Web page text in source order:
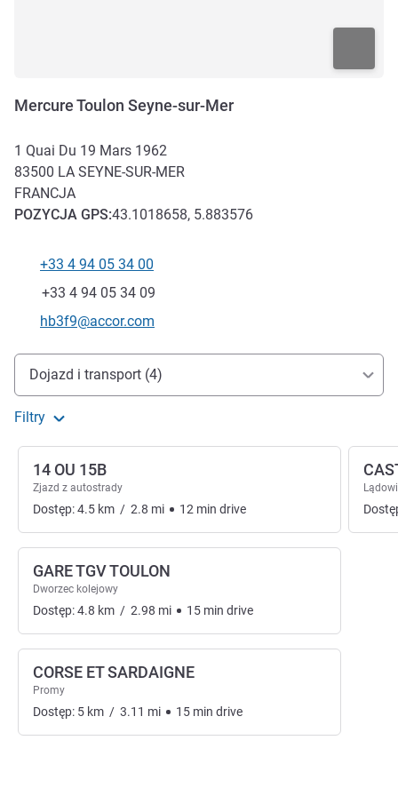
Mercure Toulon Seyne-sur-Mer
1 Quai Du 19 Mars 1962
83500 LA SEYNE-SUR-MER
FRANCJA
POZYCJA GPS:43.1018658, 5.883576
Telefon
+33 4 94 05 34 00
Faks
+33 4 94 05 34 09
Kontaktowy adres e-mail
hb3f9@accor.com
Dojazd i transport
Dojazd i transport (4)
Filtry
14 OU 15B
Zjazd z autostrady
Dostęp:4.5 km / 2.8 mi 12 min drive
GARE TGV TOULON
Dworzec kolejowy
Dostęp:4.8 km / 2.98 mi 15 min drive
CORSE ET SARDAIGNE
Promy
Dostęp: 5 km / 3.11 mi 15 min drive